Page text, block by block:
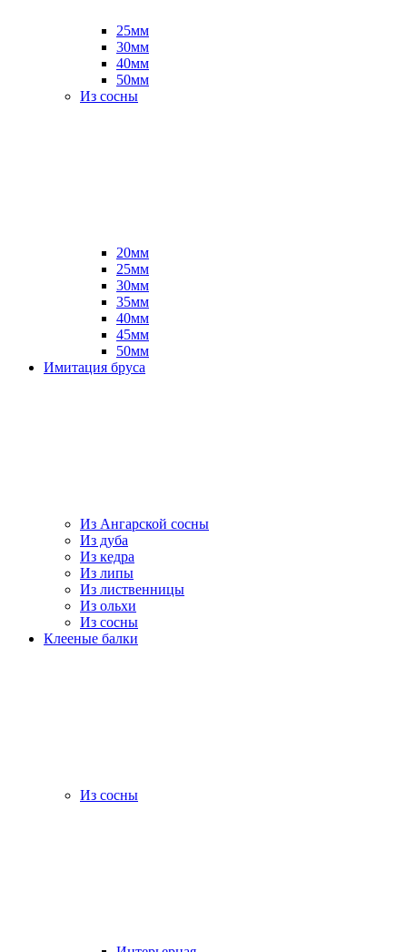
25мм
30мм
40мм
50мм
Из сосны
20мм
25мм
30мм
35мм
40мм
45мм
50мм
Имитация бруса
Из Ангарской сосны
Из дуба
Из кедра
Из липы
Из лиственницы
Из ольхи
Из сосны
Клееные балки
Из сосны